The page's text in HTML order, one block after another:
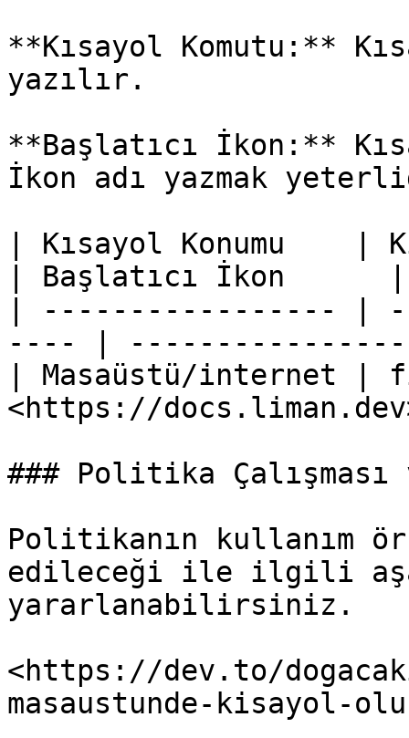
**Kısayol Komutu:**
yazılır.
**Başlatıcı İkon:**
İkon adı yazmak
| Kısayol Konumu    |
| Başlatıcı İkon      |
| ----------------- |
---- |
| Masaüstü/internet |
<https://
### Politika Çalışması
Politikanın kullanım
edileceği ile ilgili
yararlanabilirsiniz.
<https://dev.to/